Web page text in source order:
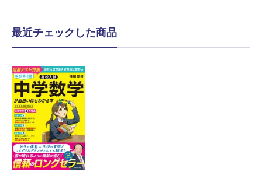
最近チェックした商品